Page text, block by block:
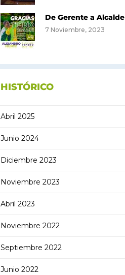
De Gerente a Alcalde
7 Noviembre, 2023
HISTÓRICO
Abril 2025
Junio 2024
Diciembre 2023
Noviembre 2023
Abril 2023
Noviembre 2022
Septiembre 2022
Junio 2022